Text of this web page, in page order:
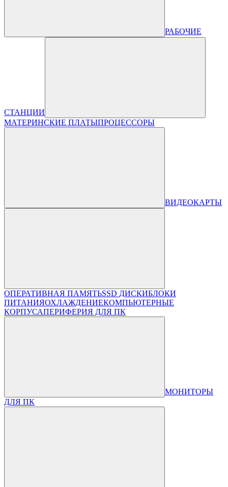
РАБОЧИЕ
СТАНЦИИ
МАТЕРИНСКИЕ ПЛАТЫПРОЦЕССОРЫ
ВИДЕОКАРТЫ
ОПЕРАТИВНАЯ ПАМЯТЬSSD ДИСКИБЛОКИ
ПИТАНИЯОХЛАЖДЕНИЕКОМПЬЮТЕРНЫЕ
КОРПУСАПЕРИФЕРИЯ ДЛЯ ПК
МОНИТОРЫ
ДЛЯ ПК